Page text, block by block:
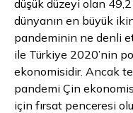
düşük düzeyi olan
dünyanın en büyük
pandeminin ne denli
ile Türkiye 2020’nin
ekonomisidir. Ancak
pandemi Çin
için fırsat penceresi